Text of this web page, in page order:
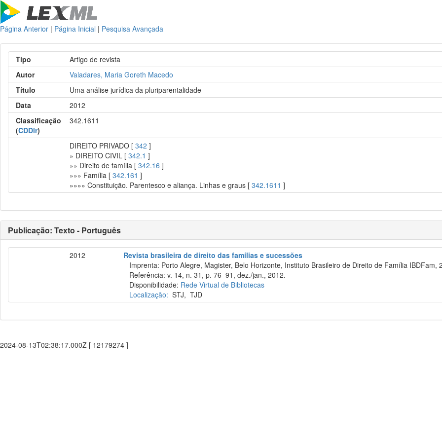
Página Anterior | Página Inicial | Pesquisa Avançada
Tipo
Artigo de revista
Autor
Valadares, Maria Goreth Macedo
Título
Uma análise jurídica da pluriparentalidade
Data
2012
Classificação
(CDDir)
342.1611
DIREITO PRIVADO [342 ]
» DIREITO CIVIL [342.1 ]
»» Direito de família [342.16 ]
»»» Família [342.161 ]
»»»» Constituição. Parentesco e aliança. Linhas e graus [342.1611 ]
Publicação: Texto - Português
2012
Revista brasileira de direito das famílias e sucessões
Imprenta: Porto Alegre, Magister, Belo Horizonte, Instituto Brasileiro de Direito de Família IBDFam,
Referência: v. 14, n. 31, p. 76–91, dez./jan., 2012.
Disponibilidade: Rede Virtual de Bibliotecas
Localização: STJ,TJD
2024-08-13T02:38:17.000Z [ 12179274 ]